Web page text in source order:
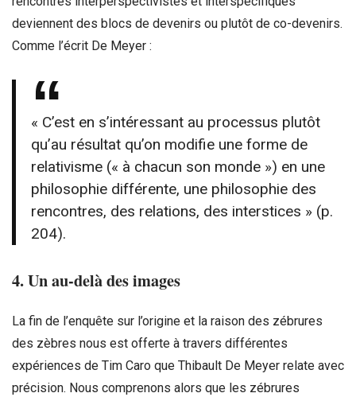
deviennent des blocs de devenirs ou plutôt de co-devenirs.
Comme l’écrit De Meyer :
« C’est en s’intéressant au processus plutôt
qu’au résultat qu’on modifie une forme de
relativisme (« à chacun son monde ») en une
philosophie différente, une philosophie des
rencontres, des relations, des interstices » (p.
204).
4. Un au-delà des images
La fin de l’enquête sur l’origine et la raison des zébrures
des zèbres nous est offerte à travers différentes
expériences de Tim Caro que Thibault De Meyer relate avec
précision. Nous comprenons alors que les zébrures